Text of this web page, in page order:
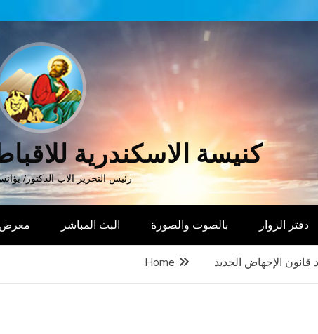
كنيسة الاسكندرية
رئيس التحرير الاب الدكتور/
دفتر الزوار بالصوت والصورة البث المباشر معرض
Home قانون الإجهاض الجديد